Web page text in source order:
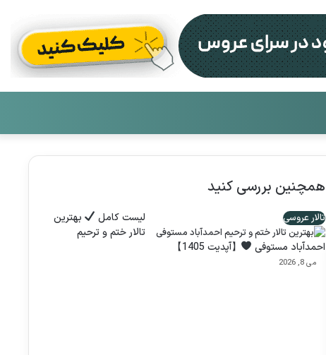
پوست
همچنین بررسی کنید
تالار عروسی لیست کامل
بهترین
تالار ختم و ترحیم
احمدآباد مستوفی
【آپدیت 1405】
می 8, 2026